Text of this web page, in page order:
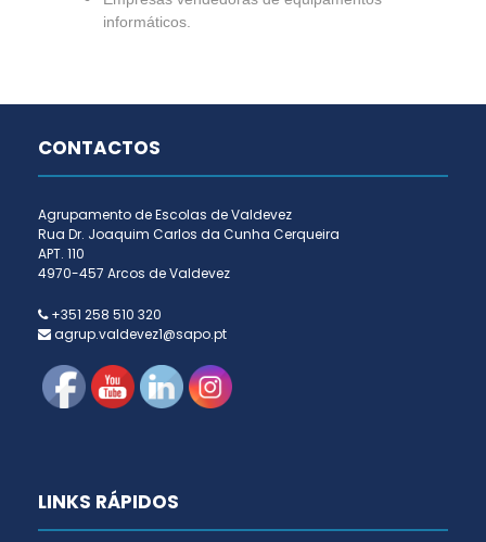
informáticos.
CONTACTOS
Agrupamento de Escolas de Valdevez
Rua Dr. Joaquim Carlos da Cunha Cerqueira
APT. 110
4970-457 Arcos de Valdevez
+351 258 510 320
agrup.valdevez1@sapo.pt
LINKS RÁPIDOS